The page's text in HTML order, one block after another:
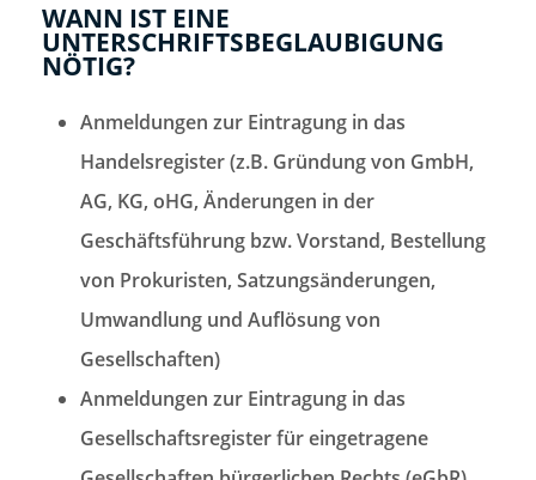
WANN IST EINE
UNTERSCHRIFTSBEGLAUBIGUNG
NÖTIG?
Anmeldungen zur Eintragung in das
Handelsregister (z.B. Gründung von GmbH,
AG, KG, oHG, Änderungen in der
Geschäftsführung bzw. Vorstand, Bestellung
von Prokuristen, Satzungsänderungen,
Umwandlung und Auflösung von
Gesellschaften)
Anmeldungen zur Eintragung in das
Gesellschaftsregister für eingetragene